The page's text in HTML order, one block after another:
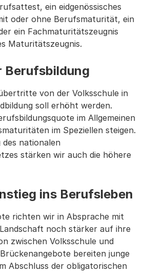
ein eidgenössisches
oder ohne Berufsmaturität, ein
ein Fachmaturitätszeugnis
Maturitätszeugnis.
Berufsbildung
von der Volksschule in
soll erhöht werden.
im Allgemeinen
im Speziellen steigen.
nationalen
stärken wir auch die höhere
ins Berufsleben
richten wir in Absprache mit
noch stärker auf ihre
zwischen Volksschule und
bereiten junge
Abschluss der obligatorischen